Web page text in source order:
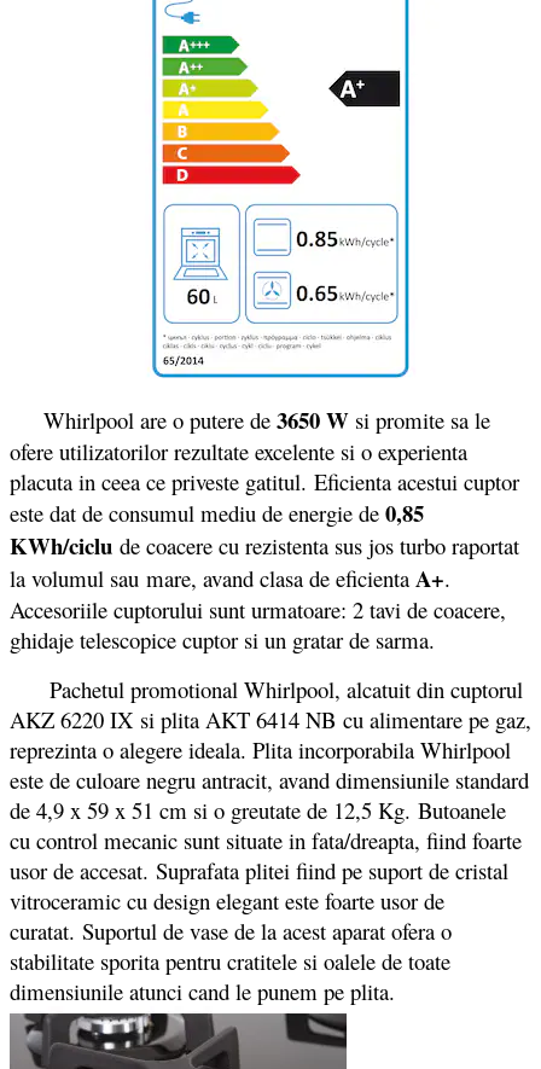
Whirlpool are o putere de 3650 W si promite sa le
ofere utilizatorilor rezultate excelente si o experienta
placuta in ceea ce priveste gatitul. Eficienta acestui cuptor
este dat de consumul mediu de energie de 0,85
KWh/ciclu de coacere cu rezistenta sus jos turbo raportat
la volumul sau mare, avand clasa de eficienta A+.
Accesoriile cuptorului sunt urmatoare: 2 tavi de coacere,
ghidaje telescopice cuptor si un gratar de sarma.
Pachetul promotional Whirlpool, alcatuit din cuptorul
AKZ 6220 IX si plita AKT 6414 NB cu alimentare pe gaz,
reprezinta o alegere ideala. Plita incorporabila Whirlpool
este de culoare negru antracit, avand dimensiunile standard
de 4,9 x 59 x 51 cm si o greutate de 12,5 Kg. Butoanele
cu control mecanic sunt situate in fata/dreapta, fiind foarte
usor de accesat. Suprafata plitei fiind pe suport de cristal
vitroceramic cu design elegant este foarte usor de
curatat. Suportul de vase de la acest aparat ofera o
stabilitate sporita pentru cratitele si oalele de toate
dimensiunile atunci cand le punem pe plita.